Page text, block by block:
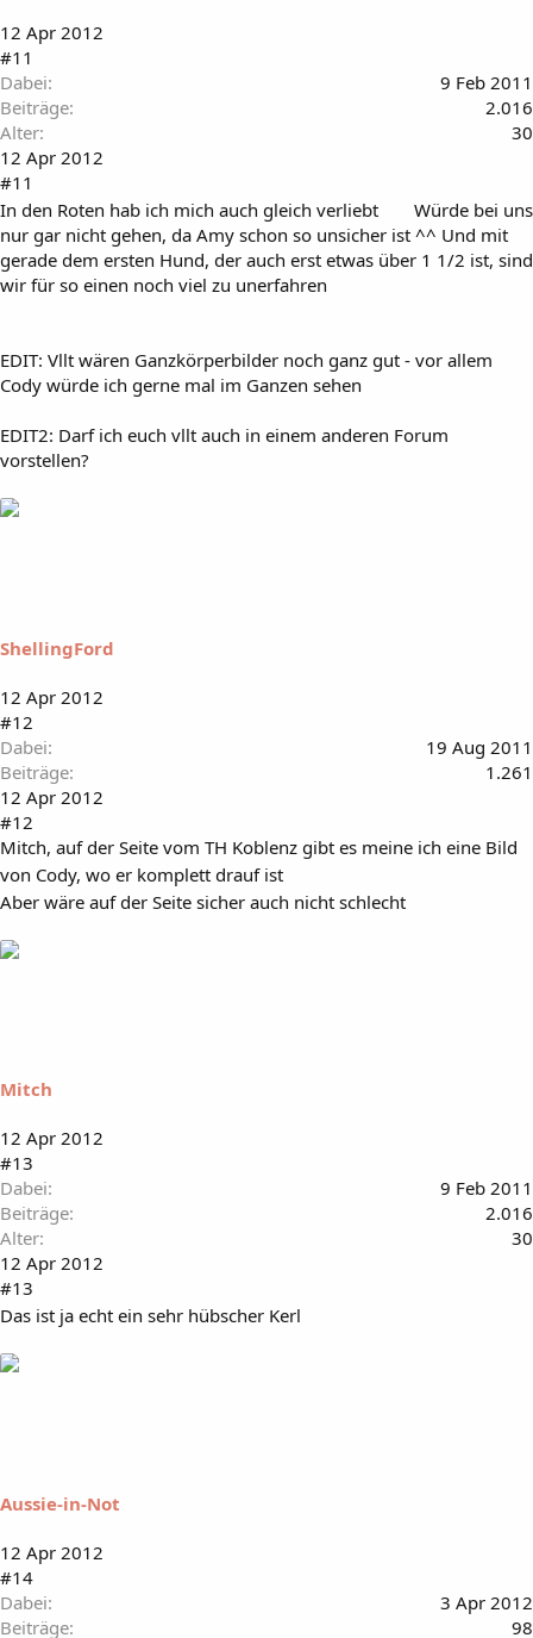
12 Apr 2012
#11
Dabei
9 Feb 2011
Beiträge
2.016
Alter
30
12 Apr 2012
#11
In den Roten hab ich mich auch gleich verliebt
Würde bei uns
nur gar nicht gehen, da Amy schon so unsicher ist ^^ Und mit
gerade dem ersten Hund, der auch erst etwas über 1 1/2 ist, sind
wir für so einen noch viel zu unerfahren
EDIT: Vllt wären Ganzkörperbilder noch ganz gut - vor allem
Cody würde ich gerne mal im Ganzen sehen
EDIT2: Darf ich euch vllt auch in einem anderen Forum
vorstellen?
ShellingFord
12 Apr 2012
#12
Dabei
19 Aug 2011
Beiträge
1.261
12 Apr 2012
#12
Mitch, auf der Seite vom TH Koblenz gibt es meine ich eine Bild
von Cody, wo er komplett drauf ist
Aber wäre auf der Seite sicher auch nicht schlecht
Mitch
12 Apr 2012
#13
Dabei
9 Feb 2011
Beiträge
2.016
Alter
30
12 Apr 2012
#13
Das ist ja echt ein sehr hübscher Kerl
Aussie-in-Not
12 Apr 2012
#14
Dabei
3 Apr 2012
Beiträge
98